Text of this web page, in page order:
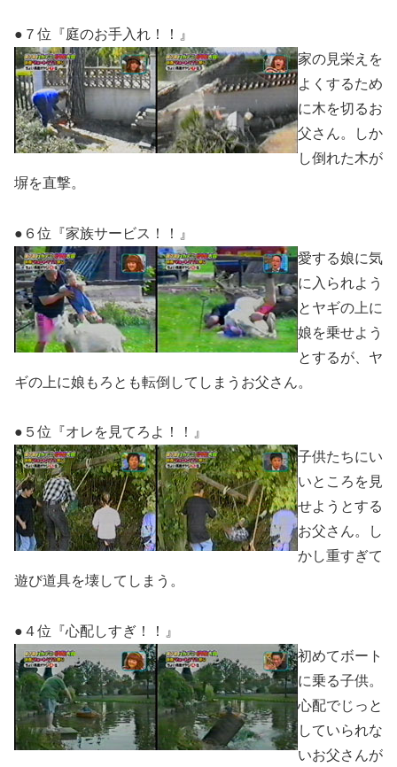
●７位『庭のお手入れ！！』
家の見栄えを
よくするため
に木を切るお
父さん。しか
し倒れた木が
塀を直撃。
●６位『家族サービス！！』
愛する娘に気
に入られよう
とヤギの上に
娘を乗せよう
とするが、ヤ
ギの上に娘もろとも転倒してしまうお父さん。
●５位『オレを見てろよ！！』
子供たちにい
いところを見
せようとする
お父さん。し
かし重すぎて
遊び道具を壊してしまう。
●４位『心配しすぎ！！』
初めてボート
に乗る子供。
心配でじっと
していられな
いお父さんが